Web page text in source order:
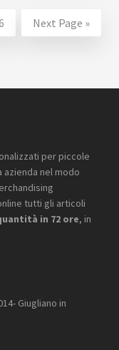
Next Page »
per piccole
nel modo
tutti gli articoli
in 72 ore, in
Giugliano in